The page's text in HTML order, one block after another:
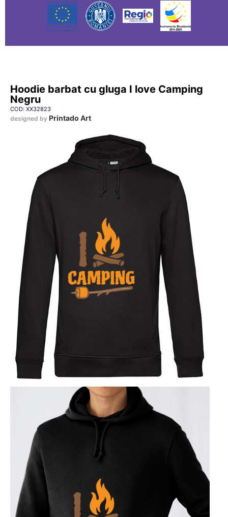
Hoodie barbat cu gluga I love Camping
Negru
COD: XX32823
designed by Printado Art